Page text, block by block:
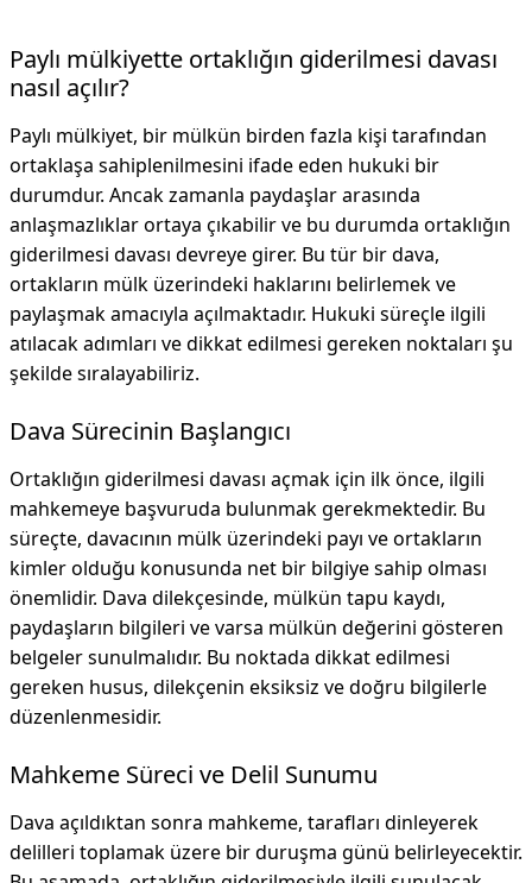
Paylı mülkiyette ortaklığın giderilmesi davası
nasıl açılır?
Paylı mülkiyet, bir mülkün birden fazla kişi tarafından
ortaklaşa sahiplenilmesini ifade eden hukuki bir
durumdur. Ancak zamanla paydaşlar arasında
anlaşmazlıklar ortaya çıkabilir ve bu durumda ortaklığın
giderilmesi davası devreye girer. Bu tür bir dava,
ortakların mülk üzerindeki haklarını belirlemek ve
paylaşmak amacıyla açılmaktadır. Hukuki süreçle ilgili
atılacak adımları ve dikkat edilmesi gereken noktaları şu
şekilde sıralayabiliriz.
Dava Sürecinin Başlangıcı
Ortaklığın giderilmesi davası açmak için ilk önce, ilgili
mahkemeye başvuruda bulunmak gerekmektedir. Bu
süreçte, davacının mülk üzerindeki payı ve ortakların
kimler olduğu konusunda net bir bilgiye sahip olması
önemlidir. Dava dilekçesinde, mülkün tapu kaydı,
paydaşların bilgileri ve varsa mülkün değerini gösteren
belgeler sunulmalıdır. Bu noktada dikkat edilmesi
gereken husus, dilekçenin eksiksiz ve doğru bilgilerle
düzenlenmesidir.
Mahkeme Süreci ve Delil Sunumu
Dava açıldıktan sonra mahkeme, tarafları dinleyerek
delilleri toplamak üzere bir duruşma günü belirleyecektir.